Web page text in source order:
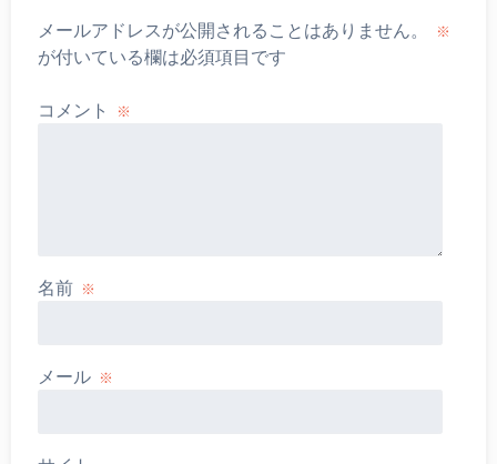
メールアドレスが公開されることはありません。 ※
が付いている欄は必須項目です
コメント ※
名前 ※
メール ※